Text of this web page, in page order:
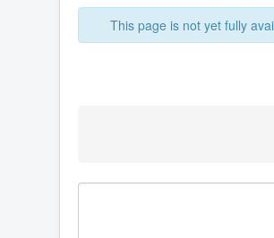
This page is not yet fully